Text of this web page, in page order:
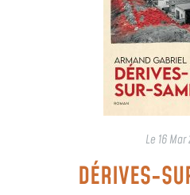
Le 16
DÉRIVES-